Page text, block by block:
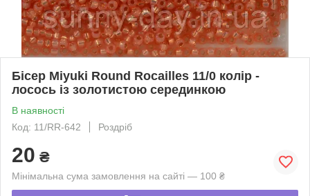
Бісер Miyuki Round Rocailles 11/0 колір -
лосось із золотистою серединкою
В наявності
Код: 11/RR-642
Роздріб
20 ₴
Мінімальна сума замовлення на сайті — 100 ₴